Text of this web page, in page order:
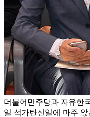
더불어민주당과 자유한
일 석가탄신일에 마주